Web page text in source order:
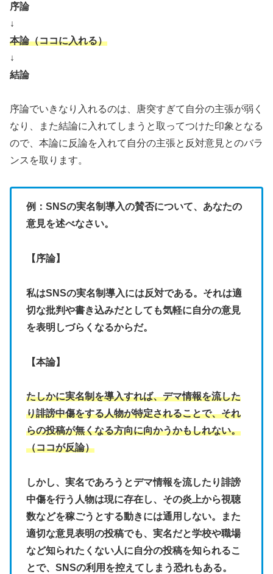
序論
↓
本論（ココに入れる）
↓
結論
序論でいきなり入れるのは、唐突すぎて自分の主張が弱く
なり、また結論に入れてしまうと取ってつけた印象となる
ので、本論に反論を入れて自分の主張と反対意見とのバラ
ンスを取ります。
例：SNSの実名制導入の賛否について、あなたの
意見を述べなさい。
【序論】
私はSNSの実名制導入には反対である。それは適
切な批判や書き込みだとしても気軽に自分の意見
を表明しづらくなるからだ。
【本論】
たしかに実名制を導入すれば、デマ情報を流した
り誹謗中傷をする人物が特定されることで、それ
らの投稿が無くなる方向に向かうかもしれない。
（ココが反論）
しかし、実名であろうとデマ情報を流したり誹謗
中傷を行う人物は現に存在し、その炎上から視聴
数などを稼ごうとする動きには通用しない。また
適切な意見表明の投稿でも、実名だと学校や職場
など知られたくない人に自分の投稿を知られるこ
とで、SNSの利用を控えてしまう恐れもある。